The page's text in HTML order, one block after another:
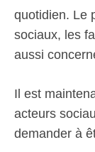
quotidien. Le
sociaux, les
aussi
Il est
acteurs
demander à